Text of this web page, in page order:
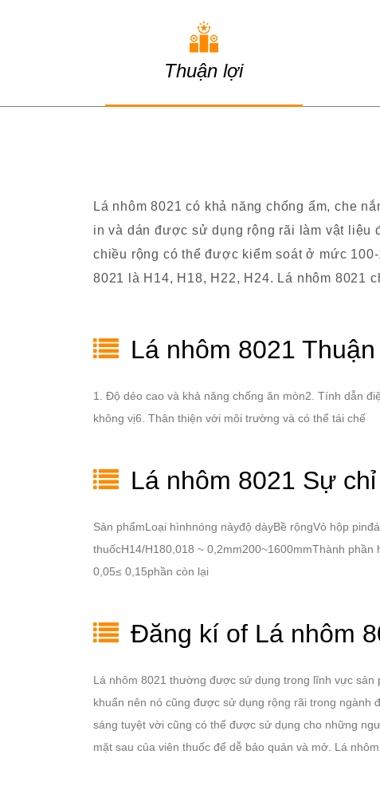
Thuận lợi
Lá nhôm 8021 có khả năng chống ẩm, che
in và dán được sử dụng rộng rãi làm vật liệu
chiều rộng có thể được kiểm soát ở mức
8021 là H14, H18, H22, H24. Lá nhôm 8021
Lá nhôm 8021
1. Độ dẻo cao và khả năng chống ăn mòn2. Tính dẫn
không vị6. Thân thiện với môi trường và có thể tái chế
Lá nhôm 8021 Sự chỉ
Sản phẩmLoại hìnhnóng nảyđộ dàyBề rộngVỏ hộp
thuốcH14/H180,018 ~ 0,2mm200~1600mmThành
0,05≤ 0,15phần còn lại
Đăng kí of Lá nhôm
Lá nhôm 8021 thường được sử dụng trong lĩnh vực sản
khuẩn nên nó cũng được sử dụng rộng rãi trong
sáng tuyệt vời cũng có thể được sử dụng cho những
mặt sau của viên thuốc để dễ bảo quản và mở. Lá